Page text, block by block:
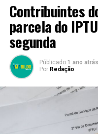
Contribuintes
parcela do
segunda
Públicado 1 ano atrás
Por Redação